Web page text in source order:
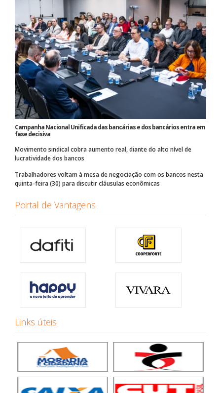
Campanha Nacional Unificada das bancárias e dos bancários entra em
fase decisiva
Movimento sindical cobra aumento real, diante do alto nível de
lucratividade dos bancos
Trabalhadores voltam à mesa de negociação com os bancos nesta
quinta-feira (30) para discutir cláusulas econômicas
Portal de Vantagens
Links úteis